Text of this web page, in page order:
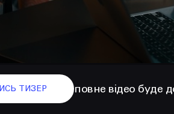
ТИЗЕР повне відео буде